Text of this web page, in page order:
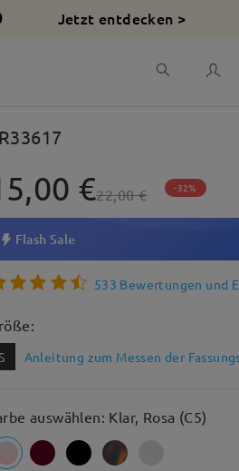
Jetzt entdecken >
€22,00 € -32%
Flash Sale
533 Bewertungen und
Anleitung zum Messen der
auswählen: Klar, Rosa (C5)